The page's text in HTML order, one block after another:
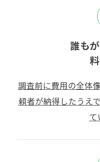
誰も
調査前に費用の全体
頼者が納得したうえ
て